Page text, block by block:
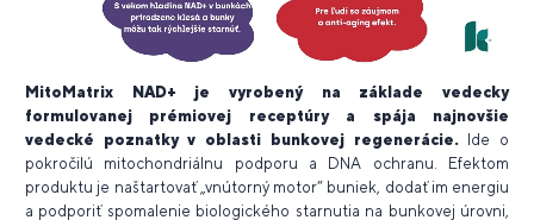
MitoMatrix NAD+ je vyrobený na základe vedecky
formulovanej prémiovej receptúry a spája najnovšie
vedecké poznatky v oblasti bunkovej regenerácie.
Ide o
pokročilú mitochondriálnu podporu a DNA ochranu. Efektom
produktu je naštartovať „vnútorný motor“ buniek, dodať im energiu
a podporiť spomalenie biologického starnutia na bunkovej úrovni,